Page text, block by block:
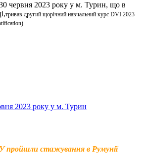
червня 2023 року у м. Турин, що в
тривав другий щорічний навчальний курс DVI 2023
2023 року у м. Турин
пройшли стажування в Румунії